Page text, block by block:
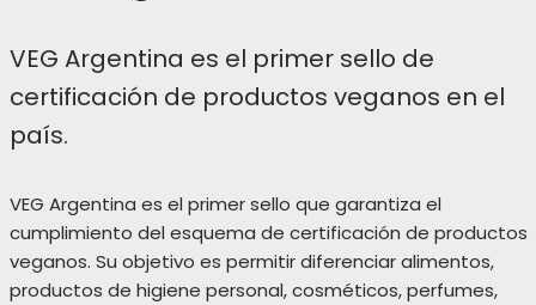
VEG Argentina es el primer sello de
certificación de productos veganos en el
país.
VEG Argentina es el primer sello que garantiza el
cumplimiento del esquema de certificación de productos
veganos. Su objetivo es permitir diferenciar alimentos,
productos de higiene personal, cosméticos, perfumes,